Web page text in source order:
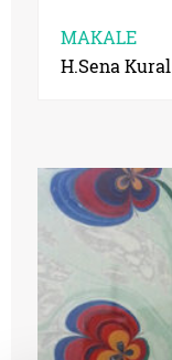
MAKALE
H.Sena Kural